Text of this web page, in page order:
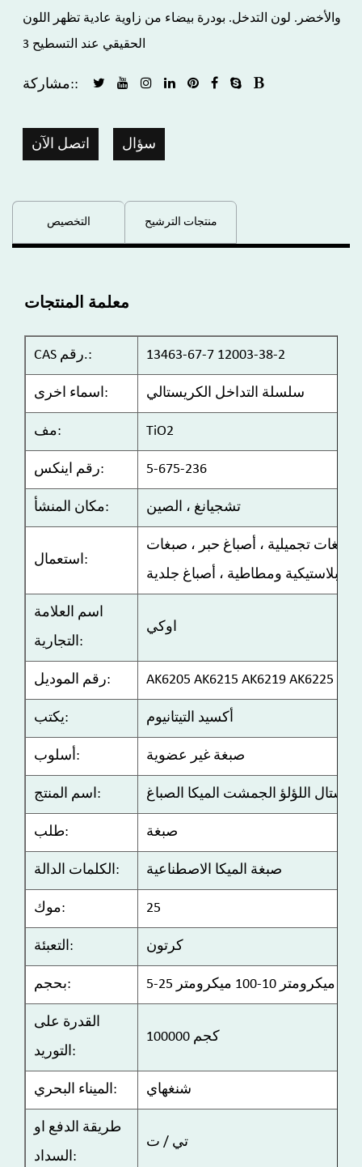
والأخضر. لون التدخل. بودرة بيضاء من زاوية عادية تظهر اللون
الحقيقي عند التسطيح 3
مشاركة::
اتصل الآن سؤال
التخصيص منتجات الترشيح
معلمة المنتجات
CAS رقم.: 13463-67-7 12003-38-2
اسماء اخرى: سلسلة التداخل الكريستالي
مف: TiO2
رقم اينكس: 5-675-236
مكان المنشأ: تشجيانغ ، الصين
استعمال:
تجميلية ، أصباغ حبر ، صبغات
بلاستيكية ومطاطية ، أصباغ جلدية
اسم العلامة
التجارية:
اوكي
رقم الموديل: AK6205 AK6215 AK6219 AK6225
يكتب: أكسيد التيتانيوم
أسلوب: صبغة غير عضوية
اسم المنتج: اللؤلؤ الجمشت الميكا الصباغ
طلب: صبغة
الكلمات الدالة: صبغة الميكا الاصطناعية
موك: 25
التعبئة: كرتون
بحجم:
القدرة على
التوريد:
100000 كجم
الميناء البحري: شنغهاي
طريقة الدفع او
السداد:
تي / ت